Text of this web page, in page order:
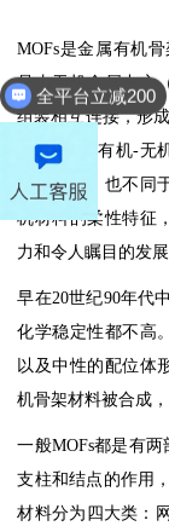
MOFs是金属有机骨
是由无机金属中心
组装相互连接，形
OFs是一种有机-
多孔材料，也不同
机材料的柔性特征
力和令人瞩目的发展
早在20世纪90年代
化学稳定性都不高
以及中性的配位体
机骨架材料被合成
一般MOFs都是有
支柱和结点的作用
材料分为四大类：
全平台立减200